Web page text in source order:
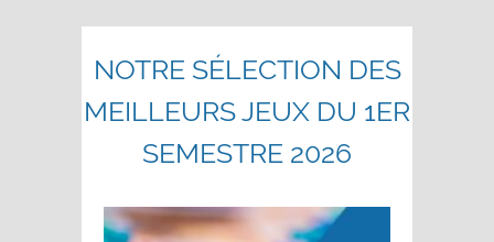
NOTRE SÉLECTION DES
MEILLEURS JEUX DU 1ER
SEMESTRE 2026